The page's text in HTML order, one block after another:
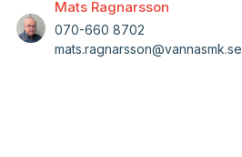
Mats Ragnarsson
070-660 8702
mats.ragnarsson@vannasmk.se